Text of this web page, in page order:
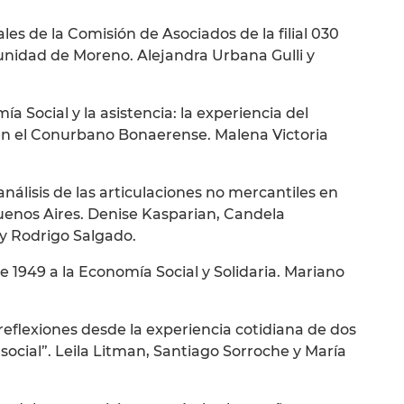
de la Comisión de Asociados de la filial 030
de Moreno. Alejandra Urbana Gulli y
Social y la asistencia: la experiencia del
el Conurbano Bonaerense. Malena Victoria
de las articulaciones no mercantiles en
Aires. Denise Kasparian, Candela
Rodrigo Salgado.
a la Economía Social y Solidaria. Mariano
desde la experiencia cotidiana de dos
Leila Litman, Santiago Sorroche y María